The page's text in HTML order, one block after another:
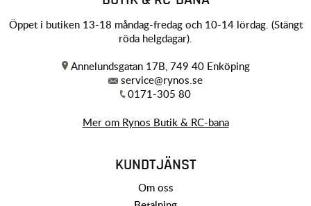
Öppet i butiken 13-18 måndag-fredag och 10-14 lördag. (Stängt
röda helgdagar).
Annelundsgatan 17B, 749 40 Enköping
service@rynos.se
0171-305 80
Mer om Rynos Butik & RC-bana
KUNDTJÄNST
Om oss